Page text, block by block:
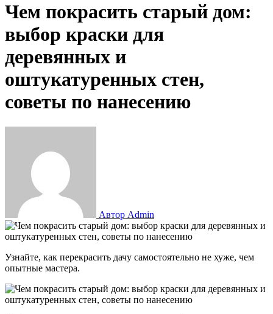
Чем покрасить старый дом:
выбор краски для
деревянных и
оштукатуренных стен,
советы по нанесению
Автор Admin
Узнайте, как перекрасить дачу самостоятельно не хуже, чем
опытные мастера.